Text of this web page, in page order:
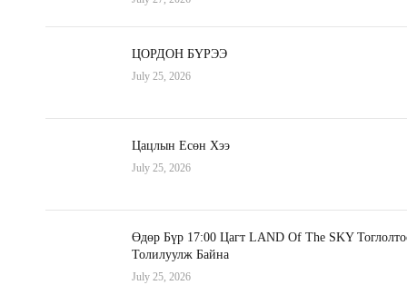
ЦОРДОН БҮРЭЭ
July 25, 2026
Цацлын Есөн Хээ
July 25, 2026
Өдөр Бүр 17:00 Цагт LAND Of The SKY
Толилуулж Байна
July 25, 2026